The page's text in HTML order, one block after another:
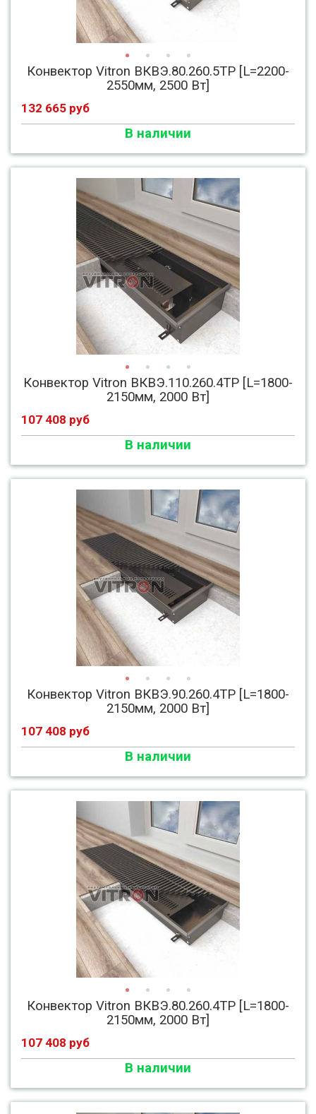
Конвектор Vitron ВКВЭ.80.260.5ТР [L=2200-
2550мм, 2500 Вт]
132 665 руб
В наличии
Конвектор Vitron ВКВЭ.110.260.4ТР [L=1800-
2150мм, 2000 Вт]
107 408 руб
В наличии
Конвектор Vitron ВКВЭ.90.260.4ТР [L=1800-
2150мм, 2000 Вт]
107 408 руб
В наличии
Конвектор Vitron ВКВЭ.80.260.4ТР [L=1800-
2150мм, 2000 Вт]
107 408 руб
В наличии